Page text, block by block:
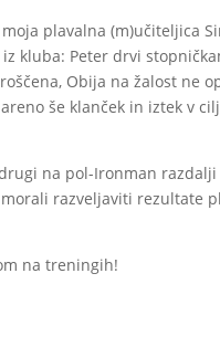
plavalna (m)učiteljica
kluba: Peter drvi
Obija na žalost ne
še klanček in iztek v
na pol-Ironman razdalji
razveljaviti rezultate
na treningih!